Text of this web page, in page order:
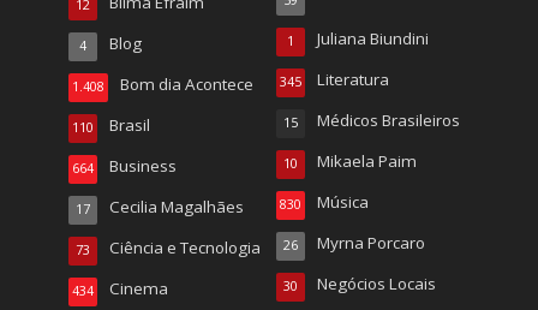
12
Blog
4
Bom dia Acontece
1.408
Brasil
110
Business
664
Cecilia Magalhães
17
Ciência e Tecnologia
73
Cinema
434
Juliana Biundini
1
Literatura
345
Médicos Brasileiros
15
Mikaela Paim
10
Música
830
Myrna Porcaro
26
Negócios Locais
30